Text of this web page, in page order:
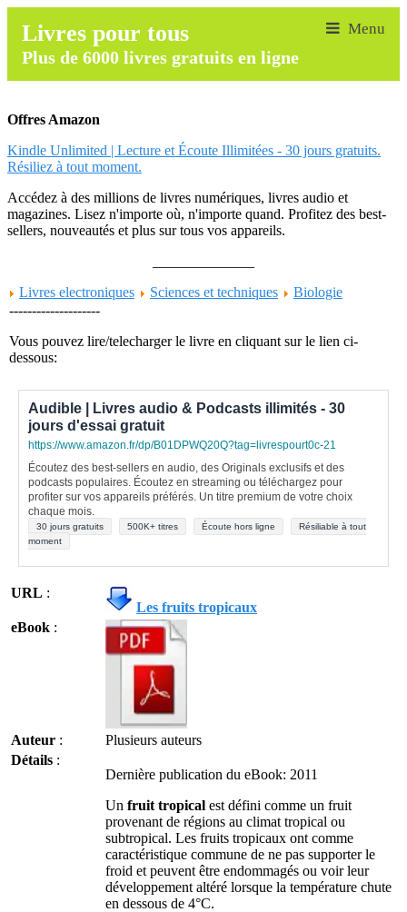
Livres pour tous
Plus de 6000 livres gratuits en ligne
Offres Amazon
Kindle Unlimited | Lecture et Écoute Illimitées - 30 jours gratuits.
Résiliez à tout moment.
Accédez à des millions de livres numériques, livres audio et
magazines. Lisez n'importe où, n'importe quand. Profitez des best-
sellers, nouveautés et plus sur tous vos appareils.
Livres electroniques
Sciences et techniques
Biologie
--------------------
Vous pouvez lire/telecharger le livre en cliquant sur le lien ci-
dessous:
Audible | Livres audio & Podcasts illimités - 30
jours d'essai gratuit
https://www.amazon.fr/dp/B01DPWQ20Q?tag=livrespourt0c-21
Écoutez des best-sellers en audio, des Originals exclusifs et des
podcasts populaires. Écoutez en streaming ou téléchargez pour
profiter sur vos appareils préférés. Un titre premium de votre choix
chaque mois.
30 jours gratuits 500K+ titres Écoute hors ligne
Résiliable à tout
moment
URL :
Les fruits tropicaux
eBook :
Auteur :
Plusieurs auteurs
Détails :
Dernière publication du eBook: 2011
Un fruit tropical est défini comme un fruit
provenant de régions au climat tropical ou
subtropical. Les fruits tropicaux ont comme
caractéristique commune de ne pas supporter le
froid et peuvent être endommagés ou voir leur
développement altéré lorsque la température chute
en dessous de 4°C.